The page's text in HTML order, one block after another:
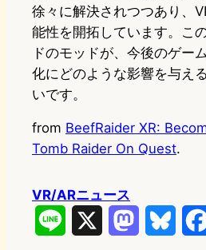
徐々に解決されつつあり、
能性を開拓しています。こ
ドのモッドが、今後のゲー
化にどのような影響を与え
いです。
from BeefRaider XR:
Tomb Raider On Quest.
VR/ARニュース